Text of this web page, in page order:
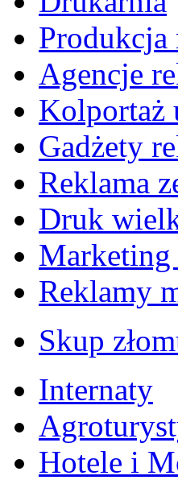
Produkcja
Agencje
Kolportaż
Gadżety
Reklama
Druk
Reklamy
Skup
Internaty
Hotele i